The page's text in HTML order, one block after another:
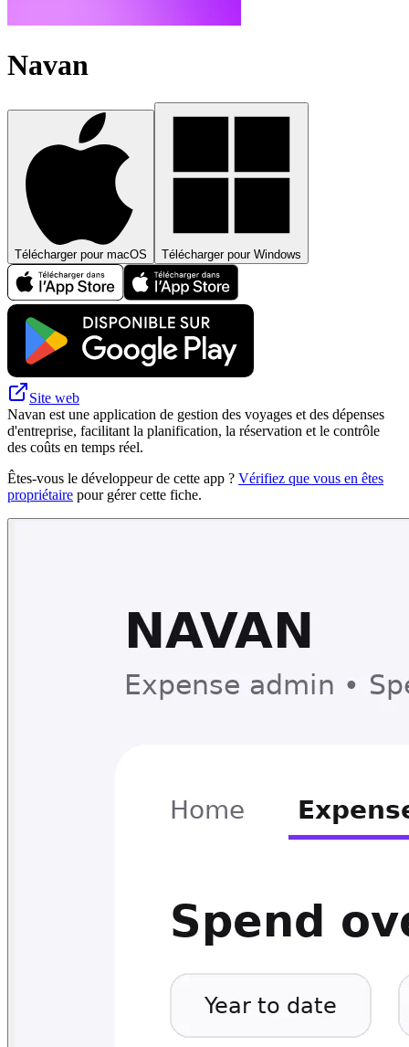
Navan
Télécharger pour macOS Télécharger pour Windows
Site web
Navan est une application de gestion des voyages et des dépenses
d'entreprise, facilitant la planification, la réservation et le contrôle
des coûts en temps réel.
Êtes-vous le développeur de cette app ? Vérifiez que vous en êtes
propriétaire pour gérer cette fiche.